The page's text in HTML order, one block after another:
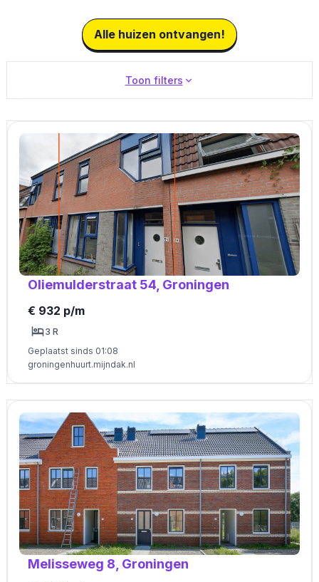
Alle huizen ontvangen!
Toon filters
Oliemulderstraat 54, Groningen
€ 932 p/m
3 R
Geplaatst sinds 01:08
groningenhuurt.mijndak.nl
Melisseweg 8, Groningen